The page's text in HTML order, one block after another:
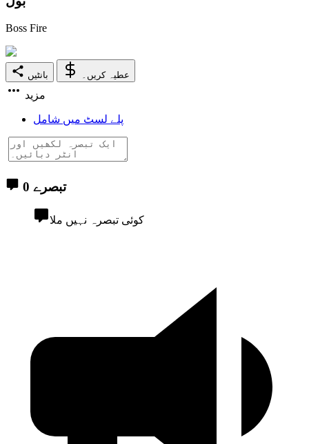
Boss Fire
بانٹیں عطیہ کریں۔
مزید
پلے لسٹ میں شامل
0 تبصرے
کوئی تبصرہ نہیں ملا